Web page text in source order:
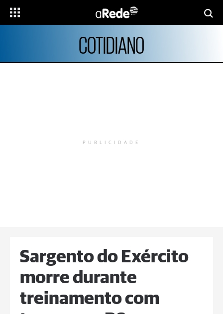
COTIDIANO
PUBLICIDADE
Sargento do Exército
morre durante
treinamento com